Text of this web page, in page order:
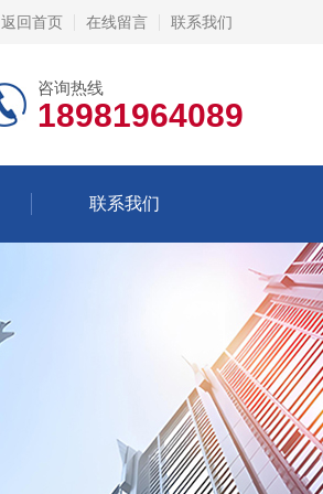
返回首页 在线留言 联系我们
咨询热线
18981964089
联系我们